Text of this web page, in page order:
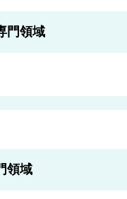
門領域
領域